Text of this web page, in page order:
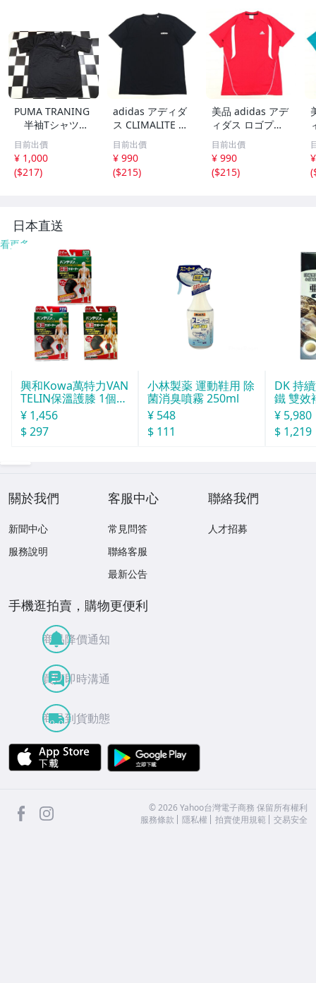
PUMA TRANING
半袖Tシャツ
サイズL R9391
黒
目前出價
¥ 1,000
($217)
adidas アディダ
ス CLIMALITE 吸
水速乾 ドライ ト
レーニング Tシャ
ツ 2XO 黒 ブラッ
ク 半袖 ジャージ
目前出價
¥ 990
($215)
美品 adidas アデ
ィダス ロゴプリ
ント 吸水速乾 ド
ライ トレーニン
グ Tシャツ M 赤
レッド 半袖 ジャ
目前出價
¥ 990
($215)
(
日本直送
看更多
興和Kowa萬特力VAN
TELIN保溫護膝 1個入
L
¥ 1,456
$ 297
小林製薬 運動鞋用 除
菌消臭噴霧 250ml
¥ 548
$ 111
DK 持
鐵 雙效
20粒
¥ 5,980
$ 1,219
關於我們
新聞中心
服務說明
客服中心
常見問答
聯絡客服
最新公告
聯絡我們
人才招募
手機逛拍賣，購物更便利
商品降價通知
買賣即時溝通
商品到貨動態
APP Store
facebook ©2026 Yahoo台灣電子商務 保留所有權利
服務條款
隱私權 拍賣使用規範 交易安全